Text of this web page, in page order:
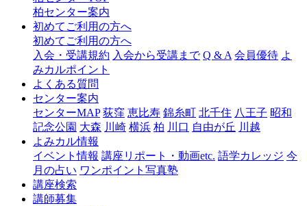
ャ
柏センター案内
初めてご利用の方へ
初めてご利用の方へ
入会・受講規約 入会から受講まで Q & A 会員優待 よ
みカルポイント
よくある質問
センター案内
センターMAP 荻窪 恵比寿 錦糸町 北千住 八王子 昭和
記念公園 大森 川崎 横浜 柏 川口 自由が丘 川越
よみカル情報
イベント情報 講座リポート・動画etc. 語学カレッジ 今
月の占い ワンポイント写真塾
講座検索
講師募集